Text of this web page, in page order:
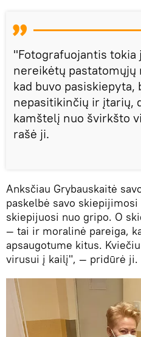
"Fotografuojantis tokia
nereikėtų pastatomųjų
kad buvo
nepasitikinčių ir įtarių,
kamštelį nuo švirkšto
rašė ji.
Anksčiau Grybauskaitė
paskelbė savo
skiepijuosi nuo gripo. O
— tai ir moralinė pareiga,
apsaugotume kitus.
virusui į kailį", — pridūrė ji.